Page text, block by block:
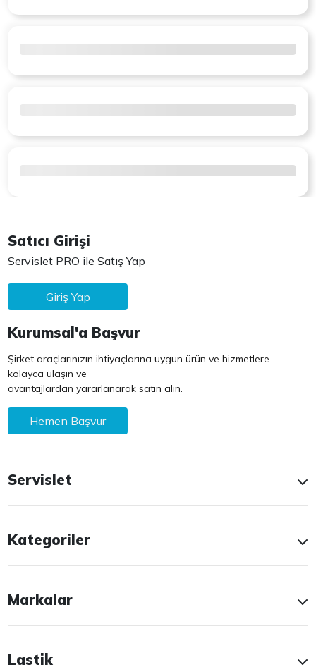
Satıcı Girişi
Servislet PRO ile Satış Yap
Giriş Yap
Kurumsal'a Başvur
Şirket araçlarınızın ihtiyaçlarına uygun ürün ve hizmetlere
kolayca ulaşın ve
avantajlardan yararlanarak satın alın.
Hemen Başvur
Servislet
Kategoriler
Markalar
Lastik